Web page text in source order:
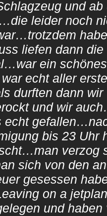
und
leider noch
liefen dann
ein
echt aller
durften dann
und wir
echt
bis 23
verzog
sich von den
gesessen
on a
und